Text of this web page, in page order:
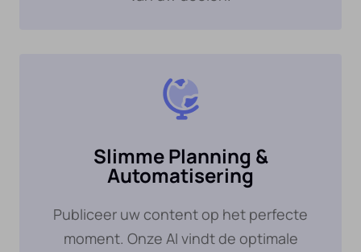
Slimme Planning &
Automatisering
Publiceer uw content op het perfecte
moment. Onze AI vindt de optimale